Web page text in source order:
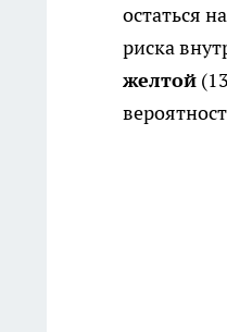
остаться
риска
желтой